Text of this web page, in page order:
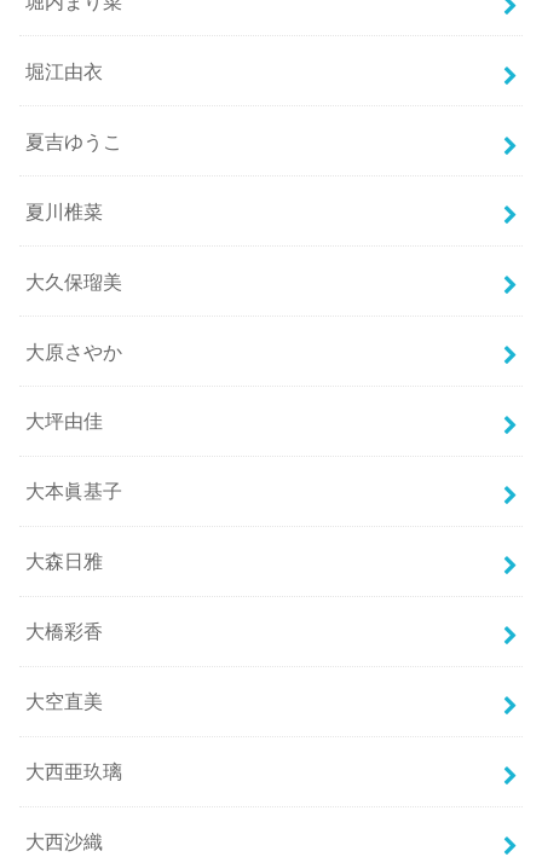
堀江由衣
夏吉ゆうこ
夏川椎菜
大久保瑠美
大原さやか
大坪由佳
大本眞基子
大森日雅
大橋彩香
大空直美
大西亜玖璃
大西沙織